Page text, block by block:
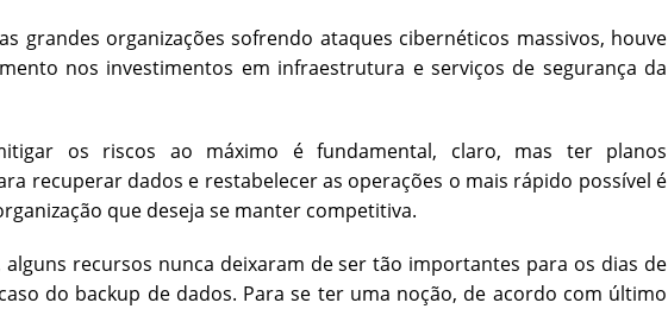
grandes organizações sofrendo ataques cibernéticos massivos, houve
nos investimentos em infraestrutura e serviços de segurança da
os riscos ao máximo é fundamental, claro, mas ter planos
recuperar dados e restabelecer as operações o mais rápido possível é
que deseja se manter competitiva.
alguns recursos nunca deixaram de ser tão importantes para os dias de
do backup de dados. Para se ter uma noção, de acordo com último